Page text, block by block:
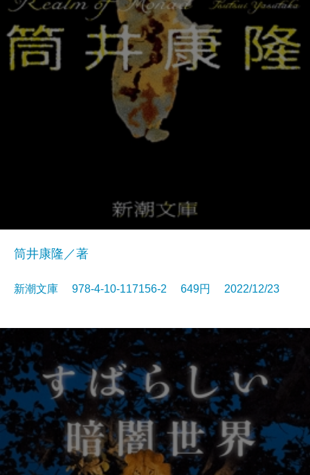
筒井康隆／著
新潮文庫 978-4-10-117156-2 649円 2022/12/23